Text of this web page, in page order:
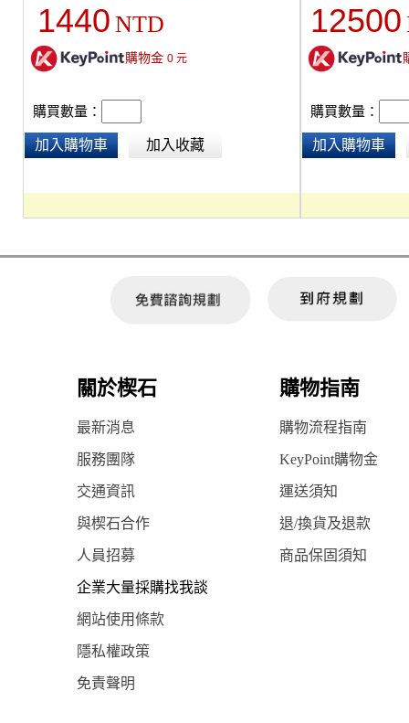
1440 NTD
購物金 0元
購買數量：
加入購物車 加入收藏
12500
購買數量：
加入購物車
關於楔石 購物指南
最新消息 購物流程指南
服務團隊 KeyPoint購物金
交通資訊 運送須知
與楔石合作 退/換貨及退款
人員招募 商品保固須知
企業大量採購找我談
網站使用條款
隱私權政策
免責聲明